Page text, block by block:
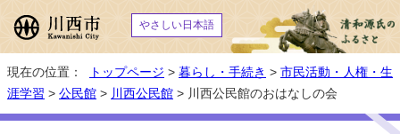
やさしい日本語
現在の位置： トップページ > 暮らし・手続き > 市民活動・人権・生
涯学習 > 公民館 > 川西公民館 > 川西公民館のおはなしの会